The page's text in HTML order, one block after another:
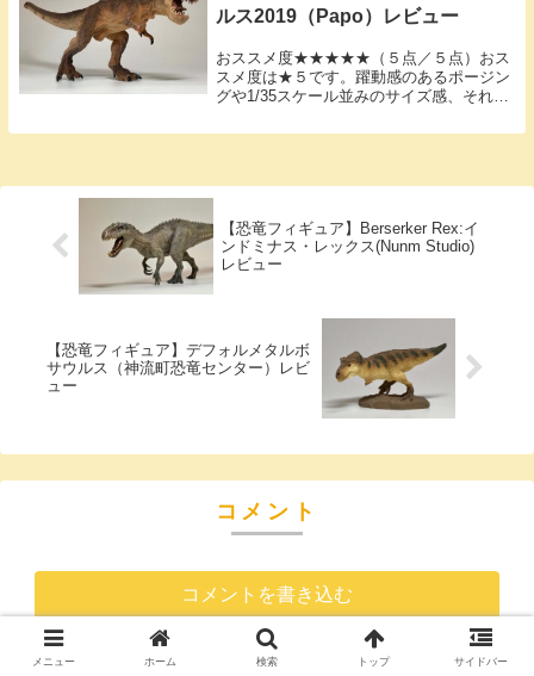
ルス2019（Papo）レビュー
おススメ度★★★★★（５点／５点）おス
スメ度は★５です。躍動感のあるポージン
グや1/35スケール並みのサイズ感、それと
円の価値は十分あります。このフィギュア
【恐竜フィギュア】Berserker Rex:イ
ンドミナス・レックス(Nunm Studio)
レビュー
【恐竜フィギュア】デフォルメタルボ
サウルス（神流町恐竜センター）レビ
ュー
コメント
コメントを書き込む
メニュー ホーム 検索 トップ サイドバー